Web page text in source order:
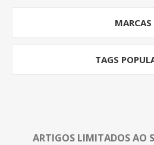
MARCAS
TAGS
ARTIGOS LIMITADOS AO